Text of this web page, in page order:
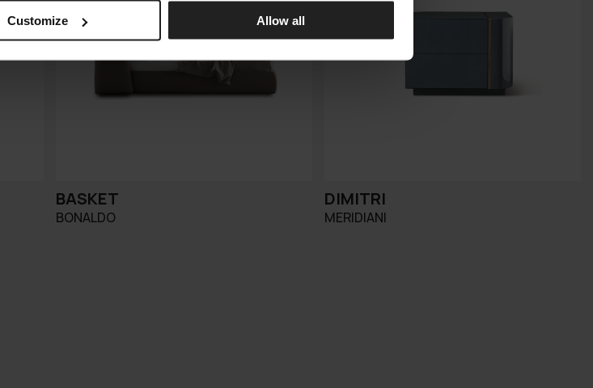
Customize Allow all
BASKET
BONALDO
DIMITRI
MERIDIANI